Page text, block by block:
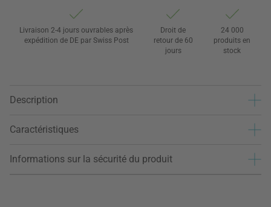
Livraison 2-4 jours ouvrables après
expédition de DE par Swiss Post
Droit de
retour de 60
jours
24 000
produits en
stock
Description
Caractéristiques
Informations sur la sécurité du produit